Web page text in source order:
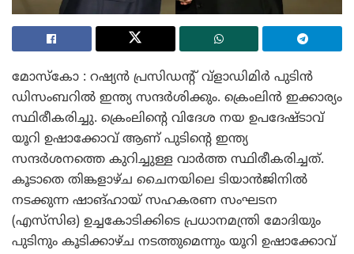
മോസ്‌കോ : റഷ്യൻ പ്രസിഡന്റ് വ്‌ളാഡിമിർ പുടിൻ
ഡിസംബറിൽ ഇന്ത്യ സന്ദർശിക്കും. ക്രെംലിൻ ഇക്കാര്യം
സ്ഥിരീകരിച്ചു. ക്രെംലിന്റെ വിദേശ നയ ഉപദേഷ്ടാവ്
യൂറി ഉഷാക്കോവ് ആണ് പുടിന്റെ ഇന്ത്യ
സന്ദർശനത്തെ കുറിച്ചുള്ള വാർത്ത സ്ഥിരീകരിച്ചത്.
കൂടാതെ തിങ്കളാഴ്ച ചൈനയിലെ ടിയാൻജിനിൽ
നടക്കുന്ന ഷാങ്ഹായ് സഹകരണ സംഘടന
(എസ്‌സി‌ഒ) ഉച്ചകോടിക്കിടെ പ്രധാനമന്ത്രി മോദിയും
പുടിനും കൂടിക്കാഴ്ച നടത്തുമെന്നും യൂറി ഉഷാക്കോവ്